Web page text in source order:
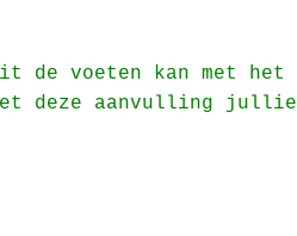
de voeten kan met het
deze aanvulling
jullie